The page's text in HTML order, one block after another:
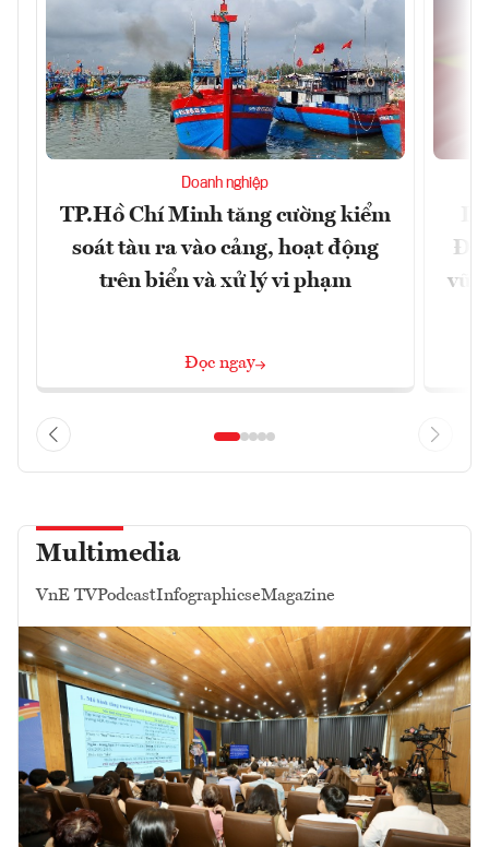
Doanh nghiệp
TP.Hồ Chí Minh tăng cường kiểm
soát tàu ra vào cảng, hoạt động
trên biển và xử lý vi phạm
Đọc ngay
Multimedia
VnE TVPodcastInfographicseMagazine